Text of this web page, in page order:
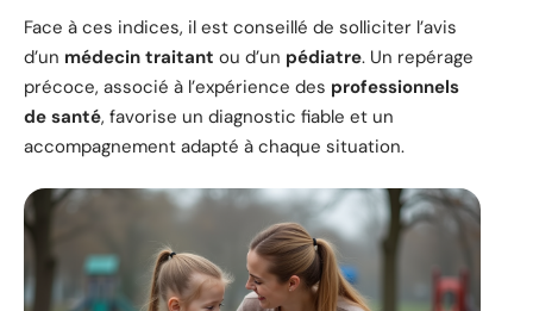
Face à ces indices, il est conseillé de solliciter l’avis
d’un médecin traitant ou d’un pédiatre. Un repérage
précoce, associé à l’expérience des professionnels
de santé, favorise un diagnostic fiable et un
accompagnement adapté à chaque situation.